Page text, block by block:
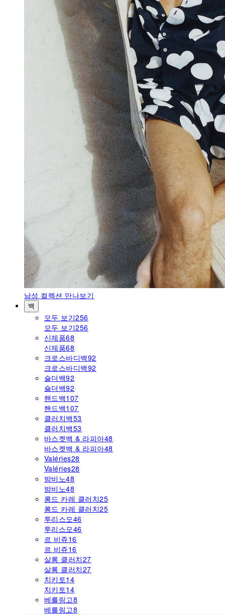
남성 컬렉션 만나보기
백
모두 보기256
모두 보기256
신제품68
신제품68
크로스바디백92
크로스바디백92
숄더백92
숄더백92
핸드백107
핸드백107
클러치백53
클러치백53
바스켓백 & 라피아48
바스켓백 & 라피아48
Valéries28
Valéries28
밤비노48
밤비노48
롱드 카레 클러치25
롱드 카레 클러치25
투리스모46
투리스모46
르 비쥬16
르 비쥬16
살롱 클러치27
살롱 클러치27
치키토14
치키토14
베를링고8
베를링고8